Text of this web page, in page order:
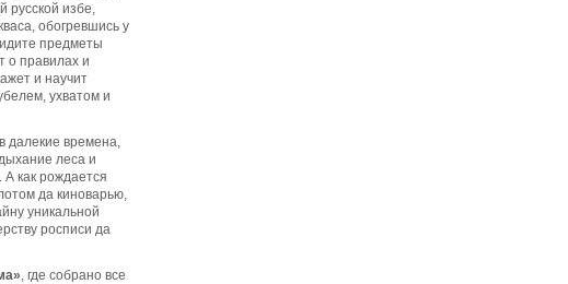
русской избе,
обогревшись у
предметы
о правилах и
и научит
ухватом и
далекие времена,
леса и
как рождается
да киноварью,
уникальной
росписи да
, где собрано все